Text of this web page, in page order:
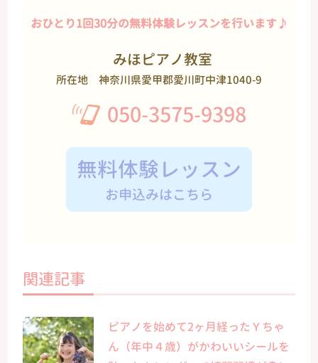
おひとり1回30分の無料体験レッスンを行います♪
みほピアノ教室
所在地 神奈川県愛甲郡愛川町中津1040-9
050-3575-9398
無料体験レッスン
お申込みはこちら
関連記事
ピアノを始めて2ヶ月経ったＹちゃ
ん（年中４歳）がかわいいシールを